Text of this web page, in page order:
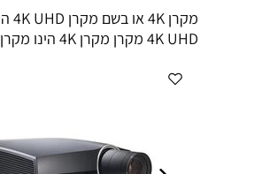
מקרן 4K או בשם מקרן 4K UHD הינו מקרן ברזולציה של 2160x3840 שהם 8,294,400 כלומר כ 8.3 מליון פיקסלים .
4K UHD מקרן מקרן 4K הינו מקרן עם רזולציה של פי 4 ממקרן FULL HD